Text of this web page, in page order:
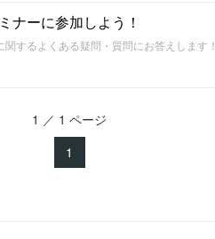
ナーに参加しよう！
するよくある疑問・質問にお答えします！
1 ／ 1 ページ
1